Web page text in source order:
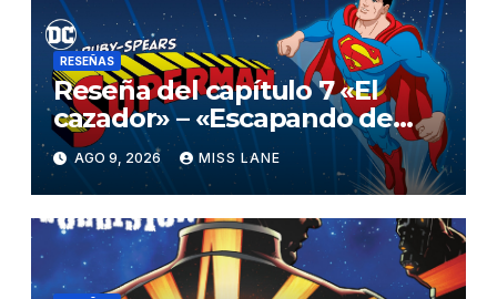
RESEÑAS
Reseña del capítulo 7 «El
cazador» – «Escapando de
casa» de «Superman»
AGO 9, 2026 MISS LANE